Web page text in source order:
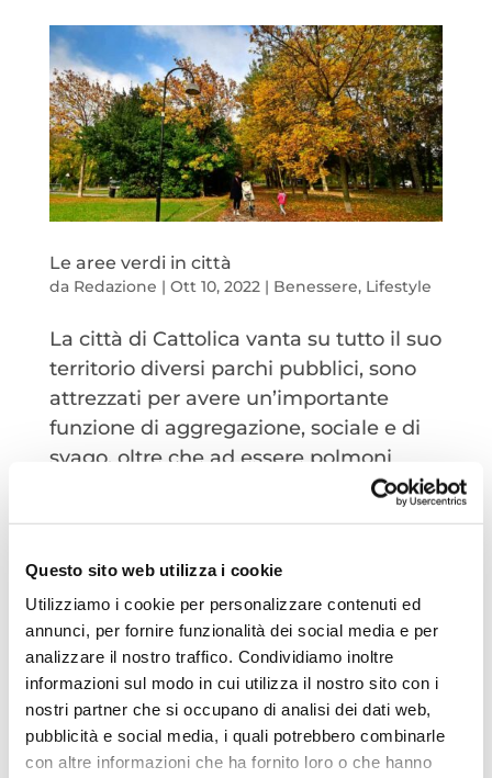
Questo sito web utilizza i cookie
Utilizziamo i cookie per personalizzare contenuti ed
annunci, per fornire funzionalità dei social media e per
analizzare il nostro traffico. Condividiamo inoltre
informazioni sul modo in cui utilizza il nostro sito con i
nostri partner che si occupano di analisi dei dati web,
pubblicità e social media, i quali potrebbero combinarle
con altre informazioni che ha fornito loro o che hanno
Le aree verdi in città
da Redazione | Ott 10, 2022| Benessere, Lifestyle
La città di Cattolica vanta su tutto il suo
territorio diversi parchi pubblici, sono
attrezzati per avere un’importante
funzione di aggregazione, sociale e di
svago, oltre che ad essere polmoni
ambientali ed ecologici per la città.